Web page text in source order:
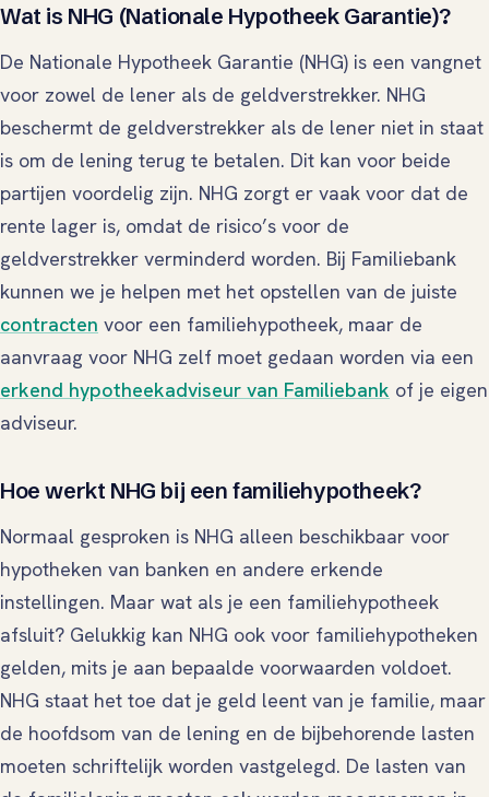
Wat is NHG (Nationale Hypotheek Garantie)?
De Nationale Hypotheek Garantie (NHG) is een vangnet
voor zowel de lener als de geldverstrekker. NHG
beschermt de geldverstrekker als de lener niet in staat
is om de lening terug te betalen. Dit kan voor beide
partijen voordelig zijn. NHG zorgt er vaak voor dat de
rente lager is, omdat de risico’s voor de
geldverstrekker verminderd worden. Bij Familiebank
kunnen we je helpen met het opstellen van de juiste
contracten voor een familiehypotheek, maar de
aanvraag voor NHG zelf moet gedaan worden via een
erkend hypotheekadviseur van Familiebank of je eigen
adviseur.
Hoe werkt NHG bij een familiehypotheek?
Normaal gesproken is NHG alleen beschikbaar voor
hypotheken van banken en andere erkende
instellingen. Maar wat als je een familiehypotheek
afsluit? Gelukkig kan NHG ook voor familiehypotheken
gelden, mits je aan bepaalde voorwaarden voldoet.
NHG staat het toe dat je geld leent van je familie, maar
de hoofdsom van de lening en de bijbehorende lasten
moeten schriftelijk worden vastgelegd. De lasten van